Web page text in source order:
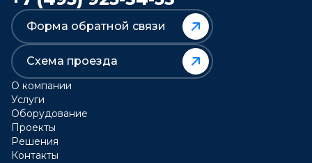
Форма обратной связи
Схема проезда
О компании
Услуги
Оборудование
Проекты
Решения
Контакты